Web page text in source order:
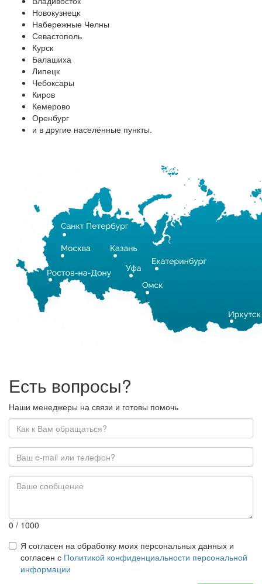
Новокузнецк
Набережные Челны
Севастополь
Курск
Балашиха
Липецк
Чебоксары
Киров
Кемерово
Оренбург
и в другие населённые пункты.
Есть вопросы?
Наши менеджеры на связи и готовы помочь
0 / 1000
Я согласен на обработку моих персональных данных и
согласен с Политикой конфиденциальности персональной
информации